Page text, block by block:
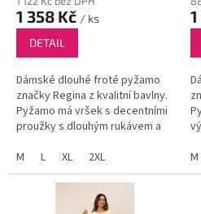
1 358 Kč / ks
DETAIL
Dámské dlouhé froté pyžamo
značky Regina z kvalitní bavlny.
Pyžamo má vršek s decentními
proužky s dlouhým rukávem a
M
L XL 2XL
M